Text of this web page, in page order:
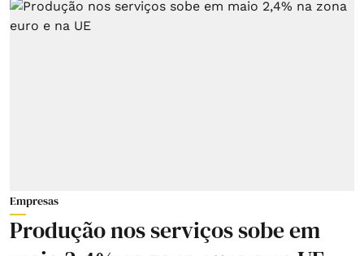
Empresas
Produção nos serviços sobe em